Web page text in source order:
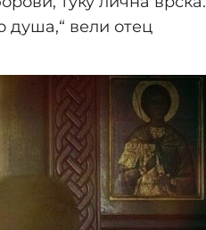
душа,“ вели отец